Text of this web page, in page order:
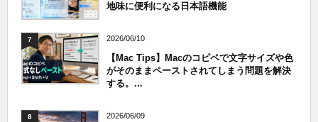
地味に便利になる日本語機能
7 2026/06/10
【Mac Tips】Macのコピペで文字サイズや色
がそのままペーストされてしまう問題を解決
する。...
8 2026/06/09